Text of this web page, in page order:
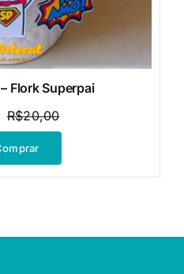
Flork Superpai
R$20,00O
preço
era:
O
preço
é: